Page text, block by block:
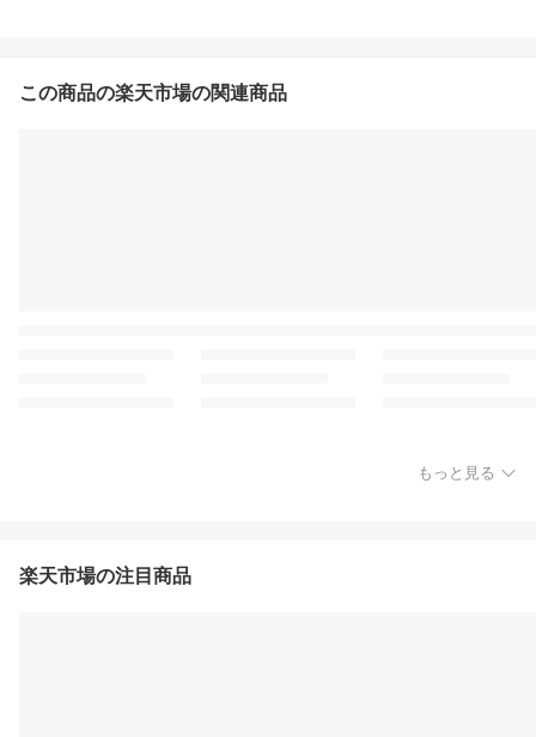
この商品の楽天市場の関連商品
もっと見る
楽天市場の注目商品